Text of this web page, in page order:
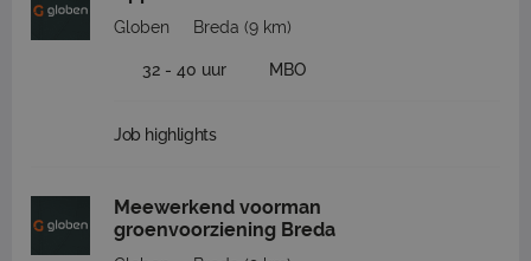
Globen Breda (9 km)
32 - 40 uur MBO
Job highlights
Meewerkend voorman
groenvoorziening Breda